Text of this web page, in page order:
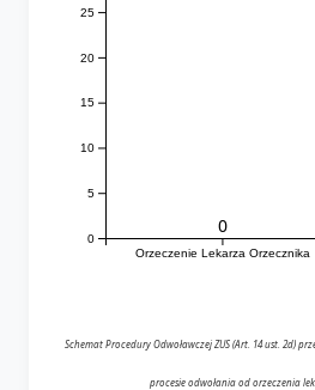
Orzeczenie Lekarza Orzecznika
0
5
10
15
20
25
0
Schemat Procedury Odwoławczej ZUS (Art. 14 ust. 2d)
procesie odwołania od orzeczenia